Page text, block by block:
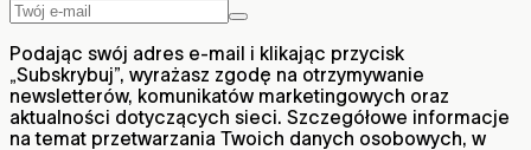
Podając swój adres e-mail i klikając przycisk
„Subskrybuj”, wyrażasz zgodę na otrzymywanie
newsletterów, komunikatów marketingowych oraz
aktualności dotyczących sieci. Szczegółowe informacje
na temat przetwarzania Twoich danych osobowych, w